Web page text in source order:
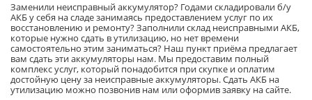
Заменили неисправный аккумулятор? Годами складировали б/у
АКБ у себя на сладе занимаясь предоставлением услуг по их
восстановлению и ремонту? Заполнили склад неисправнымиАКБ,
которые нужно сдать в утилизацию, но нет времени
самостоятельно этим заниматься? Наш пункт приёма предлагает
вам сдать эти аккумуляторы нам. Мы предоставим полный
комплекс услуг, который понадобится при скупке и оплатим
достойную цену за неисправные аккумуляторы.Сдать АКБ на
утилизацию можно позвонив нам или оформив заявку на сайте.